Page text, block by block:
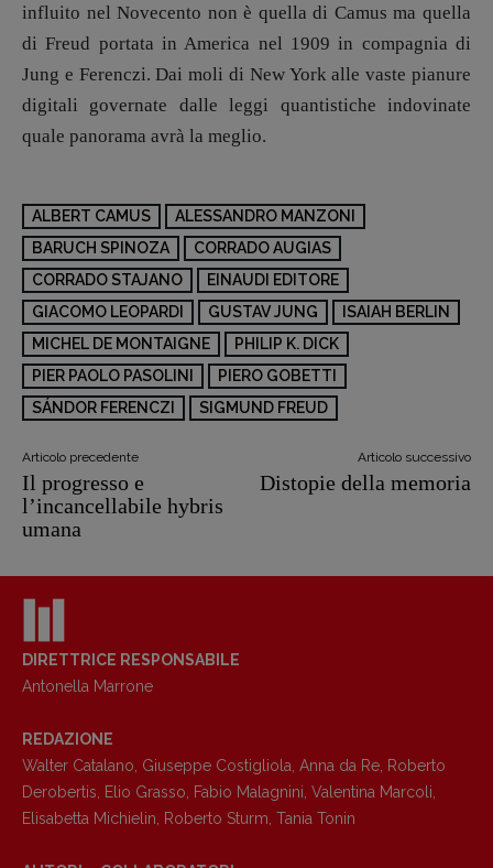
influito nel Novecento non è quella di Camus ma quella
di Freud portata in America nel 1909 in compagnia di
Jung e Ferenczi. Dai moli di New York alle vaste pianure
digitali governate dalle leggi quantistiche indovinate
quale panorama avrà la meglio.
ALBERT CAMUS
ALESSANDRO MANZONI
BARUCH SPINOZA
CORRADO AUGIAS
CORRADO STAJANO
EINAUDI EDITORE
GIACOMO LEOPARDI
GUSTAV JUNG
ISAIAH BERLIN
MICHEL DE MONTAIGNE
PHILIP K. DICK
PIER PAOLO PASOLINI
PIERO GOBETTI
SÁNDOR FERENCZI
SIGMUND FREUD
Articolo precedente
Il progresso e
l’incancellabile hybris
umana
Articolo successivo
Distopie della memoria
DIRETTRICE RESPONSABILE
Antonella Marrone
REDAZIONE
Walter Catalano Giuseppe Costigliola Anna da Re Roberto
Derobertis
Elio Grasso Fabio Malagnini Valentina Marcoli
Elisabetta Michielin
Roberto Sturm Tania Tonin